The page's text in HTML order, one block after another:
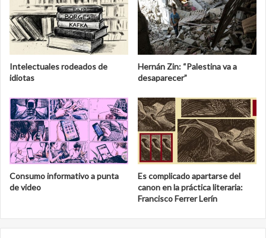
Intelectuales rodeados de
idiotas
Hernán Zin: “Palestina va a
desaparecer”
Consumo informativo a punta
de video
Es complicado apartarse del
canon en la práctica literaria:
Francisco Ferrer Lerín